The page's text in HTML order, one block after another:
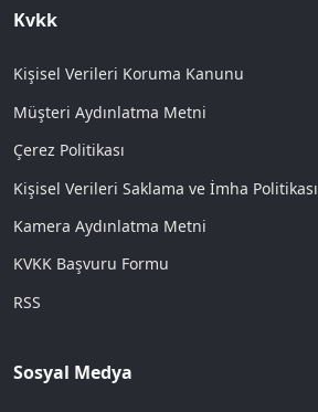
Kvkk
Kişisel Verileri Koruma Kanunu
Müşteri Aydınlatma Metni
Çerez Politikası
Kişisel Verileri Saklama ve İmha Politikası
Kamera Aydınlatma Metni
KVKK Başvuru Formu
RSS
Sosyal Medya